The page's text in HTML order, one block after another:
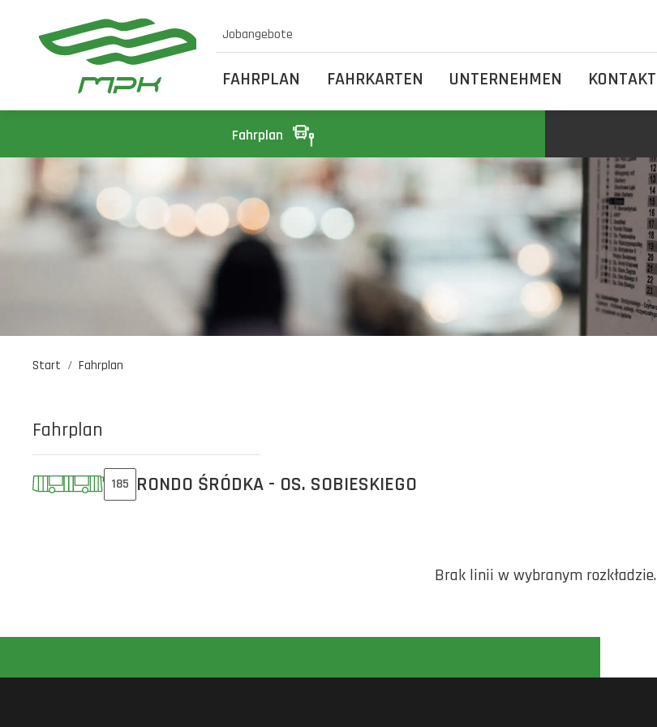
Jobangebote
FAHRPLAN FAHRKARTEN UNTERNEHMEN KONTAKT
Fahrplan
Start Fahrplan
Fahrplan
185 RONDO ŚRÓDKA - OS. SOBIESKIEGO
Brak linii w wybranym rozkładzie.